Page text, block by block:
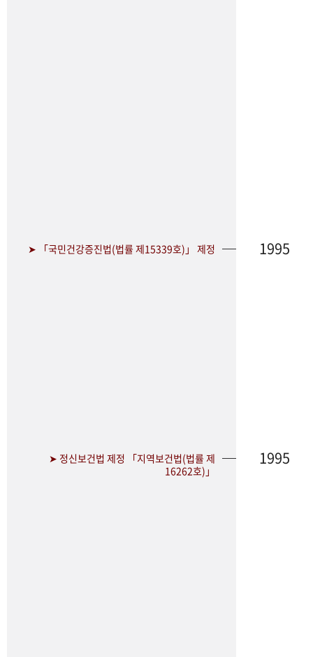
➤ 「국민건강증진법(법률 제15339호)」 제정 1995
➤ 정신보건법 제정 「지역보건법(법률 제
16262호)」
1995